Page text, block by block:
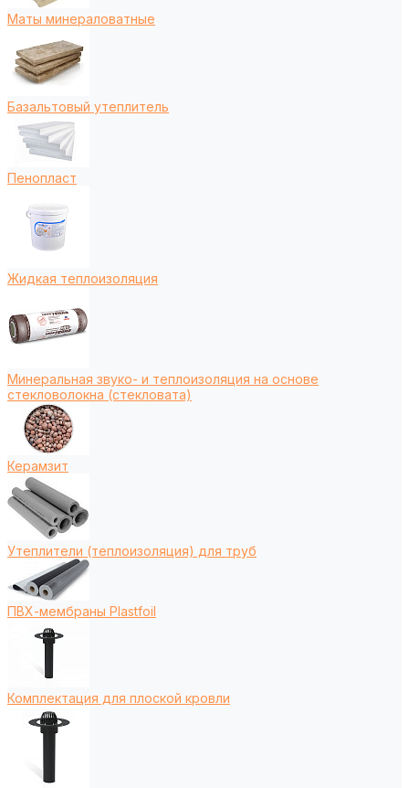
Маты минераловатные
Базальтовый утеплитель
Пенопласт
Жидкая теплоизоляция
Минеральная звуко- и теплоизоляция на основе
стекловолокна (стекловата)
Керамзит
Утеплители (теплоизоляция) для труб
ПВХ-мембраны Plastfoil
Комплектация для плоской кровли